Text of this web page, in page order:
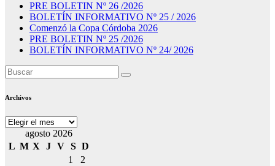
PRE BOLETIN Nº 26 /2026
BOLETÍN INFORMATIVO Nº 25 / 2026
Comenzó la Copa Córdoba 2026
PRE BOLETIN Nº 25 /2026
BOLETÍN INFORMATIVO Nº 24/ 2026
Archivos
Archivos
agosto 2026
L M X J V S D
1
2